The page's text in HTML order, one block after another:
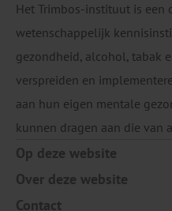
Het Trimbos-instituut is een
wetenschappelijk
gezondheid, alcohol, tabak
verspreiden en
aan hun eigen mentale
kunnen dragen aan die van
Op deze website
Over deze website
Contact